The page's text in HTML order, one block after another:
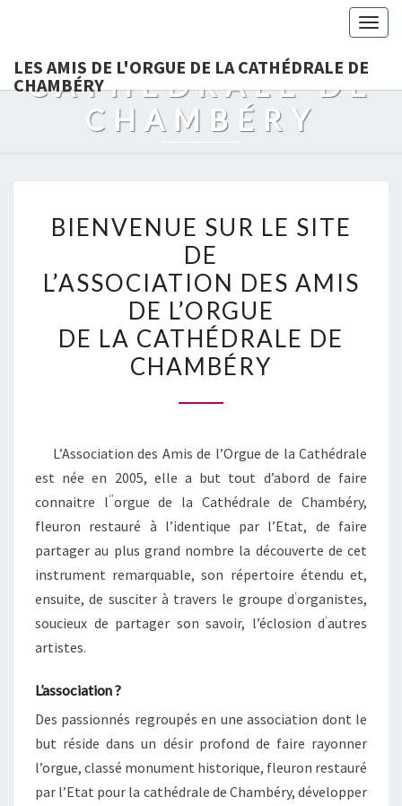
LES AMIS DE L'ORGUE DE LA CATHÉDRALE DE
CHAMBÉRY
L'ORGUE DE LA
CATHÉDRALE DE
CHAMBÉRY
SUR
LE
SITE
DE
L’ASSOCIATION
DES
AMIS
DE
DE
LA
CATHÉDRALE
DE
CHAMBÉRY
BIENVENUE SUR LE SITE
DE
L’ASSOCIATION DES AMIS
DE L’ORGUE
DE LA CATHÉDRALE DE
CHAMBÉRY
L’Association des Amis de l’Orgue de la Cathédrale
est née en 2005, elle a but tout d’abord de faire
connaitre l‘’orgue de la Cathédrale de Chambéry,
fleuron restauré à l’identique par l’Etat, de faire
partager au plus grand nombre la découverte de cet
instrument remarquable, son répertoire étendu et,
ensuite, de susciter à travers le groupe d‘organistes,
soucieux de partager son savoir, l’éclosion d‘autres
artistes.
L’association ?
Des passionnés regroupés en une association dont le
but réside dans un désir profond de faire rayonner
l’orgue, classé monument historique, fleuron restauré
par l’Etat pour la cathédrale de Chambéry, développer